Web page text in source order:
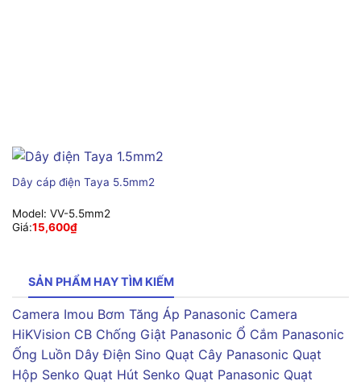
Dây cáp điện Taya 5.5mm2
Model: VV-5.5mm2
Giá:15,600₫
SẢN PHẨM HAY TÌM KIẾM
Camera Imou Bơm Tăng Áp Panasonic Camera
HiKVision CB Chống Giật Panasonic Ổ Cắm Panasonic
Ống Luồn Dây Điện Sino Quạt Cây Panasonic Quạt
Hộp Senko Quạt Hút Senko Quạt Panasonic Quạt